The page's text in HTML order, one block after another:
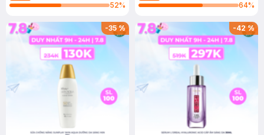
52%
64%
-35% -42%